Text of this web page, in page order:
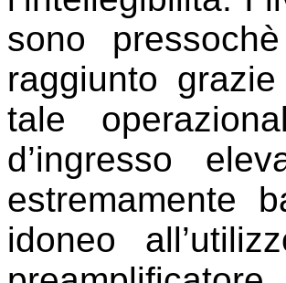
sono
raggiunto grazie
tale
d’ingresso
estremamente
idoneo